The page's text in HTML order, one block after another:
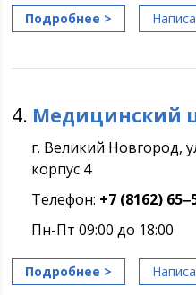
Подробнее >
4. Медицинский
г. Великий Новгород,
корпус 4
Телефон: +7 (8162)
Пн-Пт 09:00 до 18:00
Подробнее >